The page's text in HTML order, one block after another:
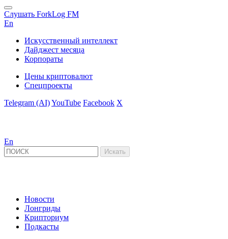
Слушать ForkLog FM
En
Искусственный интеллект
Дайджест месяца
Корпораты
Цены криптовалют
Спецпроекты
Telegram (AI)YouTube Facebook X
En
Новости
Лонгриды
Крипториум
Подкасты